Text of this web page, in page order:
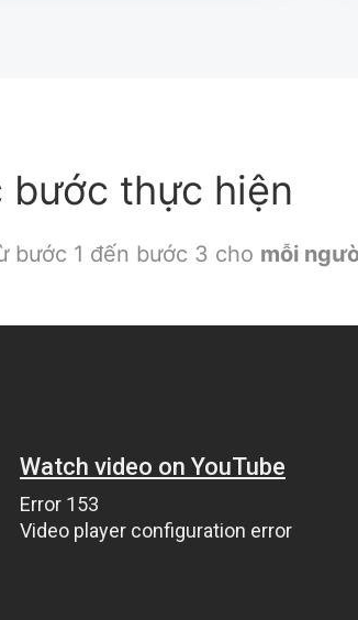
bước thực hiện
bước 1 đến bước 3 cho mỗi